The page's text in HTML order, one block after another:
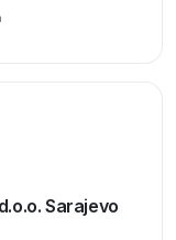
Sarajevo